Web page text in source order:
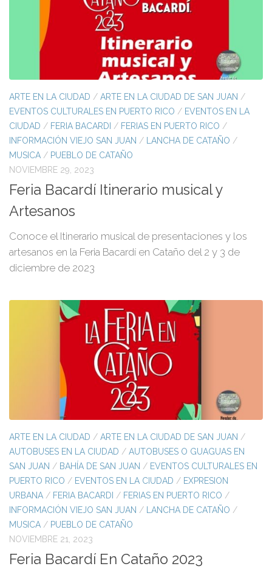
ARTE EN LA CIUDAD / ARTE EN LA CIUDAD DE SAN JUAN /
EVENTOS CULTURALES EN PUERTO RICO / EVENTOS EN LA
CIUDAD / FERIA BACARDI / FERIAS EN PUERTO RICO /
INFORMACIÓN VIEJO SAN JUAN / LANCHA DE CATAÑO /
MUSICA / PUEBLO DE CATAÑO
NOVIEMBRE 29, 2023
Feria Bacardí Itinerario musical y
Artesanos
Conoce el Itinerario musical de presentaciones y los
artesanos en la Feria Bacardí en Cataño del 2 y 3 de
diciembre de 2023
ARTE EN LA CIUDAD / ARTE EN LA CIUDAD DE SAN JUAN /
AUTOBUSES EN LA CIUDAD / AUTOBUSES O GUAGUAS EN
SAN JUAN / BAHÍA DE SAN JUAN / EVENTOS CULTURALES EN
PUERTO RICO / EVENTOS EN LA CIUDAD / EXPRESION
URBANA / FERIA BACARDI / FERIAS EN PUERTO RICO /
INFORMACIÓN VIEJO SAN JUAN / LANCHA DE CATAÑO /
MUSICA / PUEBLO DE CATAÑO
NOVIEMBRE 21, 2023
Feria Bacardí En Cataño 2023